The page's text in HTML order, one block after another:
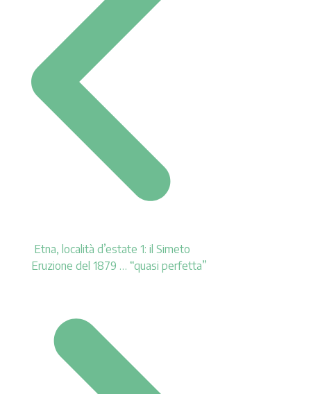
Etna, località d’estate 1: il Simeto
Eruzione del 1879 … “quasi perfetta”